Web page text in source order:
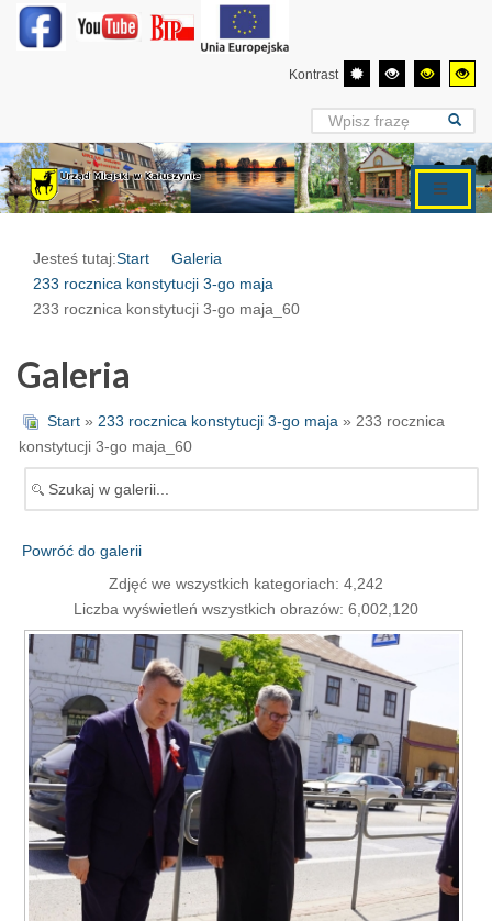
Kontrast
Jesteś tutaj:Start
Galeria
233 rocznica konstytucji 3-go maja
233 rocznica konstytucji 3-go maja_60
Galeria
Start » 233 rocznica konstytucji 3-go maja » 233 rocznica
konstytucji 3-go maja_60
Powróć do galerii
Zdjęć we wszystkich kategoriach: 4,242
Liczba wyświetleń wszystkich obrazów: 6,002,120